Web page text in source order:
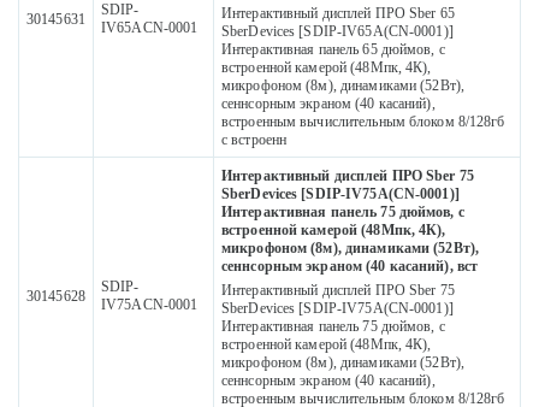
30145631
SDIP-
IV65ACN-0001
Интерактивный дисплей ПРО Sber 65
SberDevices [SDIP-IV65A(CN-0001)]
Интерактивная панель 65 дюймов, с
встроенной камерой (48Мпк, 4К),
микрофоном (8м), динамиками (52Вт),
сеннсорным экраном (40 касаний),
встроенным вычислительным блоком 8/128гб
с встроенн
30145628
SDIP-
IV75ACN-0001
Интерактивный дисплей ПРО Sber 75
SberDevices [SDIP-IV75A(CN-0001)]
Интерактивная панель 75 дюймов, с
встроенной камерой (48Мпк, 4К),
микрофоном (8м), динамиками (52Вт),
сеннсорным экраном (40 касаний), вст
Интерактивный дисплей ПРО Sber 75
SberDevices [SDIP-IV75A(CN-0001)]
Интерактивная панель 75 дюймов, с
встроенной камерой (48Мпк, 4К),
микрофоном (8м), динамиками (52Вт),
сеннсорным экраном (40 касаний),
встроенным вычислительным блоком 8/128гб